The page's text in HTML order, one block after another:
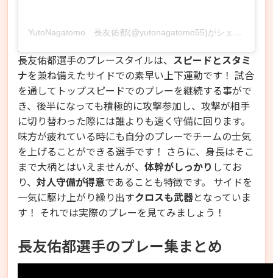
YutoNagatomo 長友佑都(@yutonagatomo55)がシェアした投稿
長友佑都選手のプレースタイルは、 スピードとスタミ
ナを兼ね備えたサイドでの素早い上下運動です！ 試合
を通して トップスピードでのプレーを継続する事がで
き、後半になっても積極的に攻撃参加し、攻撃が相手
に切り替わった際には誰よりも速く守備に回ります。
味方が疲れている時にも自分のプレーでチームの士気
を上げることができる選手です！ さらに、身長はそこ
まで大柄とはいえませんが、 体幹がしっかり してお
り、 対人守備が得意であることも特徴です。 サイドを
一気に駆け上がり繰り出すクロスも武器となっていま
す！ それでは実際のプレーを見てみましょう！
長友佑都選手のプレー集まとめ